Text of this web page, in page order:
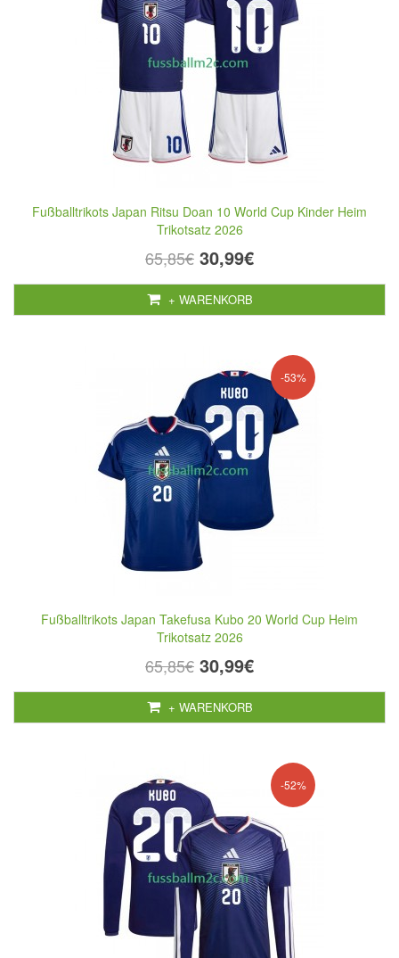
Fußballtrikots Japan Ritsu Doan 10 World Cup Kinder Heim
Trikotsatz 2026
65,85€ 30,99€
+ WARENKORB
-53%
Fußballtrikots Japan Takefusa Kubo 20 World Cup Heim
Trikotsatz 2026
65,85€ 30,99€
+ WARENKORB
-52%